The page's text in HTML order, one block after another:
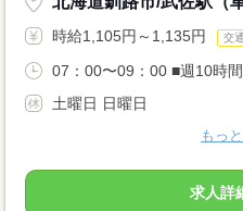
時給1,105円～1,135円 交
07：00〜09：00 ■週10時間
土曜日 日曜日
もっ
求人詳